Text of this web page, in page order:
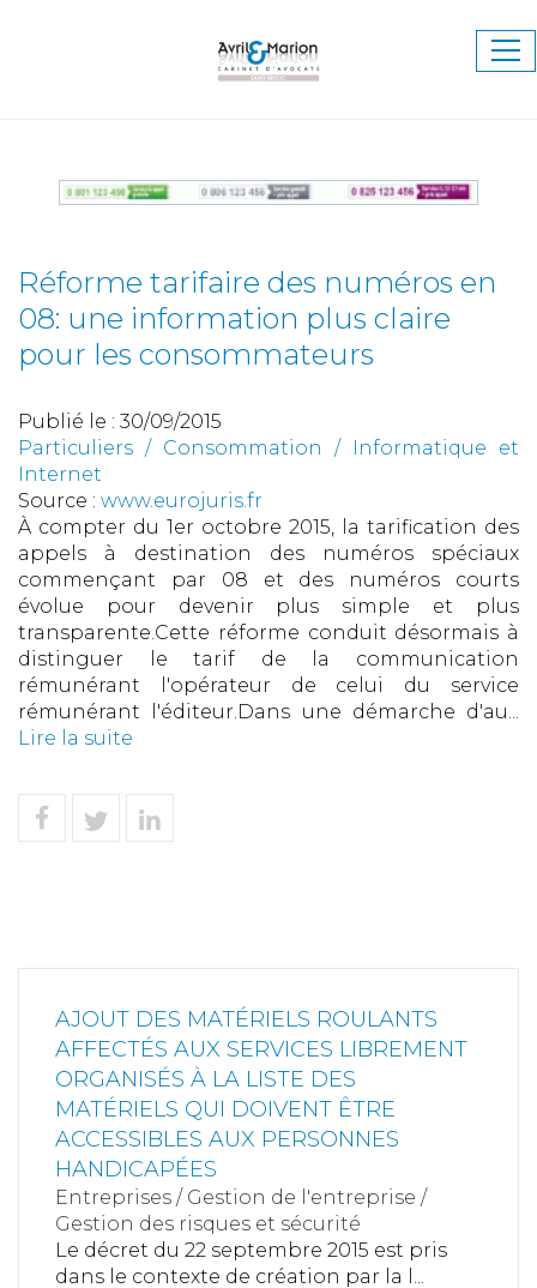
Réforme tarifaire des numéros en
08: une information plus claire
pour les consommateurs
Publié le : 30/09/2015
Particuliers / Consommation /
Informatique et
Internet
Source : www.eurojuris.fr
À compter du 1er octobre 2015, la tarification des
appels à destination des numéros spéciaux
commençant par 08 et des numéros courts
évolue pour devenir plus simple et plus
transparente.Cette réforme conduit désormais à
distinguer le tarif de la communication
rémunérant l'opérateur de celui du service
rémunérant l'éditeur.Dans une démarche d'au...
Lire la suite
AJOUT DES MATÉRIELS ROULANTS
AFFECTÉS AUX SERVICES LIBREMENT
ORGANISÉS À LA LISTE DES
MATÉRIELS QUI DOIVENT ÊTRE
ACCESSIBLES AUX PERSONNES
HANDICAPÉES
Entreprises / Gestion de l'entreprise /
Gestion des risques et sécurité
Le décret du 22 septembre 2015 est pris
dans le contexte de création par la l...